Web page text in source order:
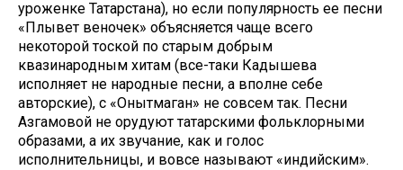
уроженке Татарстана), но если популярность ее песни
«Плывет веночек» объясняется чаще всего
некоторой тоской по старым добрым
квазинародным хитам (все-таки Кадышева
исполняет не народные песни, а вполне себе
авторские), с «Онытмаган» не совсем так. Песни
Азгамовой не орудуют татарскими фольклорными
образами, а их звучание, как и голос
исполнительницы, и вовсе называют «индийским».